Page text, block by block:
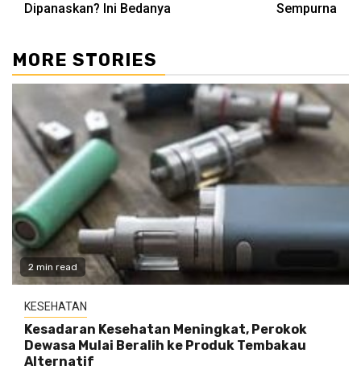
Dipanaskan? Ini Bedanya
Sempurna
MORE STORIES
2 min read
KESEHATAN
Kesadaran Kesehatan Meningkat, Perokok
Dewasa Mulai Beralih ke Produk Tembakau
Alternatif